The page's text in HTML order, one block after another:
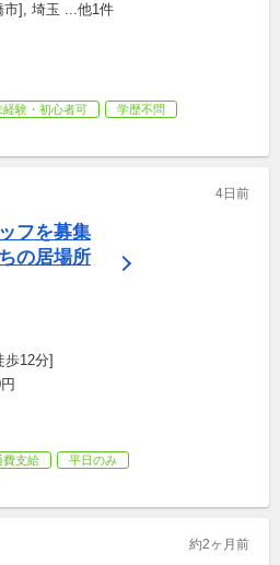
], 埼玉 ...他1件
経験・初心者可
学歴不問
4日前
フを募集
の居場所
12分]
費支給
平日のみ
約2ヶ月前